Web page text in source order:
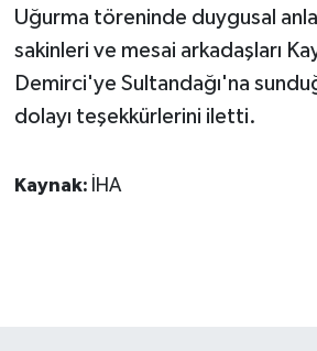
Uğurma töreninde duygusal
sakinleri ve mesai arkadaşları
Demirci'ye Sultandağı'na
dolayı teşekkürlerini iletti.
Kaynak: İHA
Otomobil
POLİTİKA
Sağlık
SİYASET